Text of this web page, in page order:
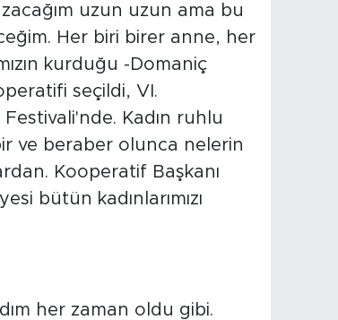
uzun uzun ama bu
Her biri birer anne, her
kurduğu -Domaniç
seçildi, VI.
Kadın ruhlu
ve beraber olunca nelerin
Kooperatif Başkanı
bütün kadınlarımızı
her zaman oldu gibi.